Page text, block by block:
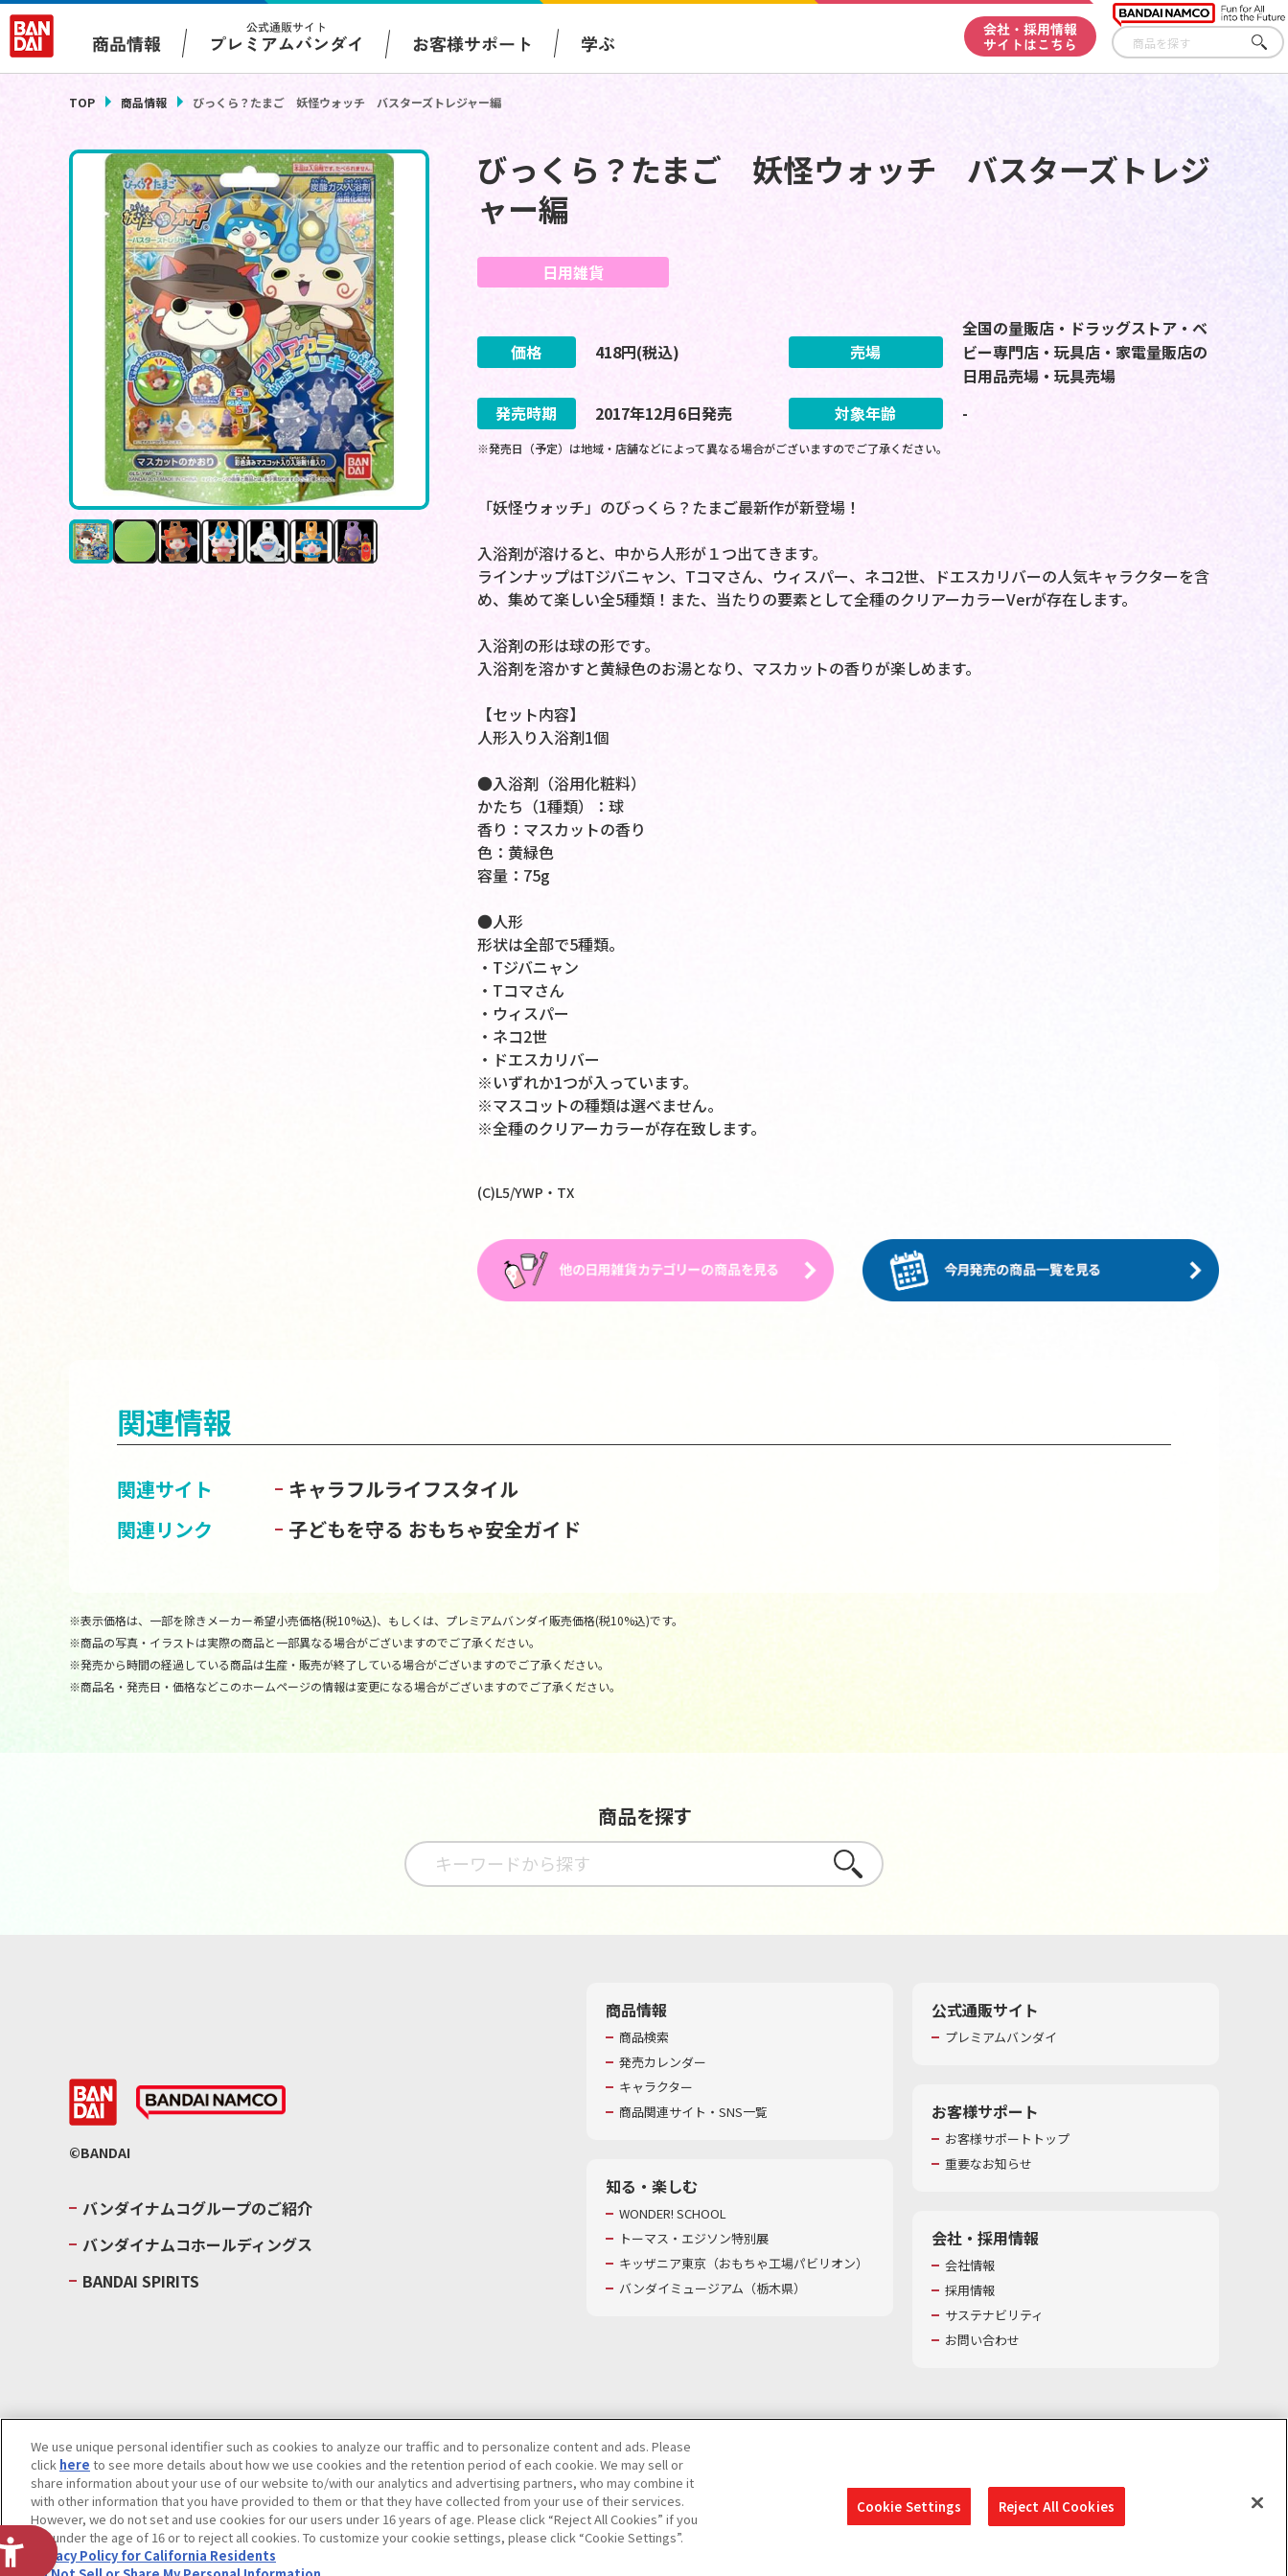
商品情報
公式通販サイト
プレミアムバンダイ お客様サポート 学ぶ
会社・採用情報
サイトはこちら
さが
す
TOP 商品情報 びっくら？たまご 妖怪ウォッチ バスターズトレジャー編
びっくら？たまご 妖怪ウォッチ バスターズトレジ
ャー編
日用雑貨
価格 418円(税込) 売場
全国の量販店・ドラッグストア・ベ
ビー専門店・玩具店・家電量販店の
日用品売場・玩具売場
発売時期
2017年12月6日発売 対象年齢 -
※発売日（予定）は地域・店舗などによって異なる場合がございますのでご了承ください。
「妖怪ウォッチ」のびっくら？たまご最新作が新登場！
入浴剤が溶けると、中から人形が１つ出てきます。
ラインナップはTジバニャン、Tコマさん、ウィスパー、ネコ2世、ドエスカリバーの人気キャラクターを含
め、集めて楽しい全5種類！また、当たりの要素として全種のクリアーカラーVerが存在します。
入浴剤の形は球の形です。
入浴剤を溶かすと黄緑色のお湯となり、マスカットの香りが楽しめます。
【セット内容】
人形入り入浴剤1個
●入浴剤（浴用化粧料）
かたち（1種類）：球
香り：マスカットの香り
色：黄緑色
容量：75g
●人形
形状は全部で5種類。
・Tジバニャン
・Tコマさん
・ウィスパー
・ネコ2世
・ドエスカリバー
※いずれか1つが入っています。
※マスコットの種類は選べません。
※全種のクリアーカラーが存在致します。
(C)L5/YWP・TX
関連情報
関連サイト
キャラフルライフスタイル
関連リンク
子どもを守る おもちゃ安全ガイド
※表示価格は、一部を除きメーカー希望小売価格(税10%込)、もしくは、プレミアムバンダイ販売価格(税10%込)です。
※商品の写真・イラストは実際の商品と一部異なる場合がございますのでご了承ください。
※発売から時間の経過している商品は生産・販売が終了している場合がございますのでご了承ください。
※商品名・発売日・価格などこのホームページの情報は変更になる場合がございますのでご了承ください。
商品を探す
さがす
©BANDAI
バンダイナムコグループのご紹介
バンダイナムコホールディングス
BANDAI SPIRITS
商品情報
商品検索
発売カレンダー
キャラクター
商品関連サイト・SNS一覧
知る・楽しむ
WONDER! SCHOOL
トーマス・エジソン特別展
キッザニア東京（おもちゃ工場パビリオン）​
バンダイミュージアム（栃木県）
公式通販サイト
プレミアムバンダイ
お客様サポート
お客様サポートトップ
重要なお知らせ
会社・採用情報
会社情報
採用情報
サステナビリティ
お問い合わせ
ウェブサイトご利用条件ソーシャルメディアポリシー個人情報及び特定個人情報等の取り扱いに関する保護方針
Do Not Sell or Share My Personal Information著作権・商標についてカスタマーハラスメントに対する基本的な対応方針
We use unique personal identifier such as cookies to analyze our traffic and to personalize content and ads. Please
click here to see more details about how we use cookies and the retention period of each cookie. We may sell or
share information about your use of our website to/with our analytics and advertising partners, who may combine it
with other information that you have provided to them or that they have collected from your use of their services.
However, we do not set and use cookies for our users under 16 years of age. Please click “Reject All Cookies” if you
are under the age of 16 or to reject all cookies. To customize your cookie settings, please click “Cookie Settings”.
Privacy Policy for California Residents
Cookie Settings Reject All Cookies